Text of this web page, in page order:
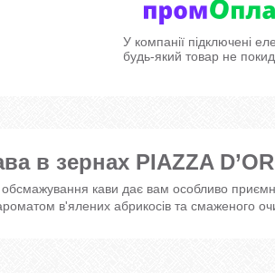
У компанії підключені
будь-який товар не
в зернах PIAZZA
кави дає вам особливо
в'ялених абрикосів та смаженого